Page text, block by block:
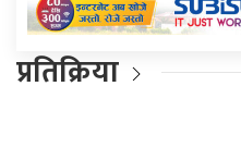
प्रतिक्रिया